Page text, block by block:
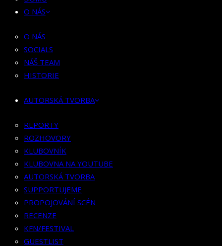
HISTORIE
AUTORSKÁ TVORBA
REPORTY
ROZHOVORY
KLUBOVNA NA YOUTUBE
SUPPORTUJEME
PROPOJOVÁNÍ SCÉN
RECENZE
KFN/FESTIVAL
GUESTLIST
SPOLUPRÁCE
BOOKING
PR SPOLUPRÁCE
O NÁS
O NÁS
SOCIALS
NÁŠ TEAM
HISTORIE
AUTORSKÁ TVORBA
REPORTY
ROZHOVORY
KLUBOVNÍK
KLUBOVNA NA YOUTUBE
AUTORSKÁ TVORBA
SUPPORTUJEME
PROPOJOVÁNÍ SCÉN
RECENZE
KFN/FESTIVAL
GUESTLIST